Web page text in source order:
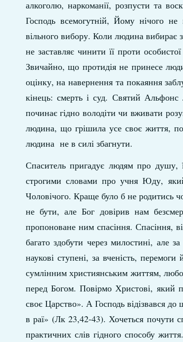
алкоголю, наркоманії, розпусти та
Господь всемогутній, Йому нічого
вільного вибору. Коли людина вибирає
не заставляє чинити її проти
Звичайно, що протидія не принесе
оцінку, на навернення та покаяння
кінець: смерть і суд. Святий
починає гідно володіти чи вживати
людина, що грішила усе своє життя,
людина не в силі збагнути.
Спаситель пригадує людям про душу,
строгими словами про учня Юду,
Чоловічого. Краще було б не родитись
не бути, але Бог довірив нам
пропоноване ним спасіння. Спасіння,
багато здобути через милостині, але
наукові ступені, за вченість,
сумлінним християнським життям,
перед Богом. Повірмо Христові,
своє Царство». А Господь відізвався
в раї» (Лк 23,42-43). Хочеться почути
практичних слів гідного способу